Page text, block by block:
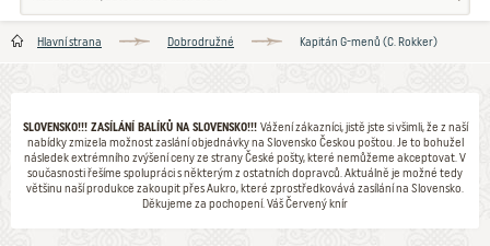
Hlavní strana Dobrodružné Kapitán G-menů (C. Rokker)
SLOVENSKO!!! ZASÍLÁNÍ BALÍKŮ NA SLOVENSKO!!! Vážení zákazníci, jistě jste si všimli, že z naší
nabídky zmizela možnost zaslání objednávky na Slovensko Českou poštou. Je to bohužel
následek extrémního zvýšení ceny ze strany České pošty, které nemůžeme akceptovat. V
současnosti řešíme spolupráci s některým z ostatních dopravců. Aktuálně je možné tedy
většinu naší produkce zakoupit přes Aukro, které zprostředkovává zasílání na Slovensko.
Děkujeme za pochopení. Váš Červený knír